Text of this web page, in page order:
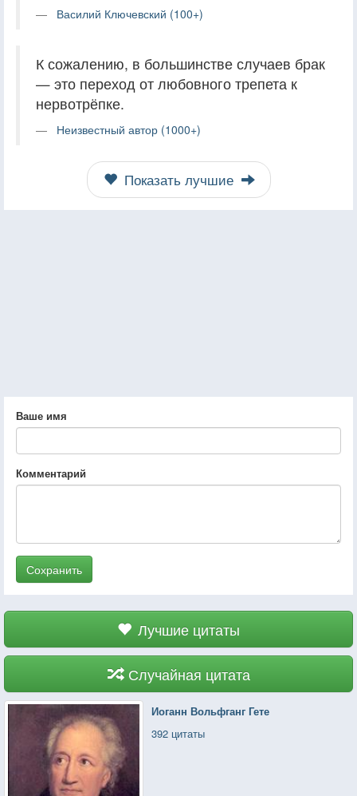
Василий Ключевский (100+)
К сожалению, в большинстве случаев брак
— это переход от любовного трепета к
нервотрёпке.
Неизвестный автор (1000+)
Показать лучшие
Ваше имя
Комментарий
Сохранить
Лучшие цитаты
Случайная цитата
Иоганн Вольфганг Гете
392 цитаты